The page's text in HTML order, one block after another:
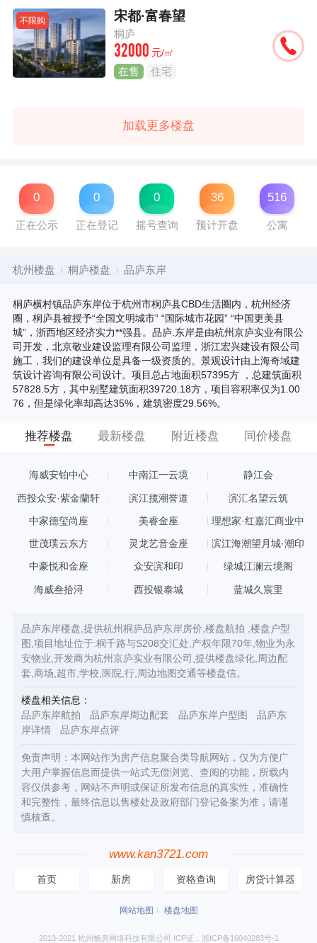
不限购 宋都·富春望
桐庐
32000 元/㎡
在售 住宅
加载更多楼盘
0
正在公示
0
正在登记
0
摇号查询
36
预计开盘
516
公寓
杭州楼盘 桐庐楼盘 品庐东岸
桐庐横村镇品庐东岸位于杭州市桐庐县CBD生活圈内，杭州经济
圈，桐庐县被授予“全国文明城市” “国际城市花园” “中国更美县
城”，浙西地区经济实力**强县。品庐.东岸是由杭州京庐实业有限公
司开发，北京敬业建设监理有限公司监理，浙江宏兴建设有限公司
施工，我们的建设单位是具备一级资质的。景观设计由上海奇域建
筑设计咨询有限公司设计。项目总占地面积57395方 ，总建筑面积
57828.5方，其中别墅建筑面积39720.18方，项目容积率仅为1.00
76，但是绿化率却高达35%，建筑密度29.56%。
推荐楼盘 最新楼盘 附近楼盘 同价楼盘
海威安铂中心 中南江一云境 静江会
西投众安·紫金蘭轩 滨江揽潮誉道 滨汇名望云筑
中家德玺尚座 美睿金座
理想家·红嘉汇商业中
世茂璞云东方 灵龙艺音金座 滨江海潮望月城·潮印
中豪悦和金座 众安滨和印 绿城江澜云境阁
海威叁拾浔 西投银泰城 蓝城久宸里
品庐东岸楼盘,提供杭州桐庐品庐东岸房价,楼盘航拍 ,楼盘户型
图,项目地址位于:桐千路与S208交汇处,产权年限70年,物业为永
安物业,开发商为杭州京庐实业有限公司,提供楼盘绿化,周边配
套,商场,超市,学校,医院,行,周边地图交通等楼盘信。
楼盘相关信息：
品庐东岸航拍
品庐东岸周边配套 品庐东岸户型图
品庐东
岸详情
品庐东岸点评
免责声明：本网站作为房产信息聚合类导航网站，仅为方便广
大用户掌握信息而提供一站式无偿浏览、查阅的功能，所载内
容仅供参考，网站不声明或保证所发布信息的真实性，准确性
和完整性，最终信息以售楼处及政府部门登记备案为准，请谨
慎核查。
www.kan3721.com
首页 新房 资格查询 房贷计算器
网站地图 楼盘地图
2013-2021 杭州畅房网络科技有限公司 ICP证：浙ICP备16040283号-1